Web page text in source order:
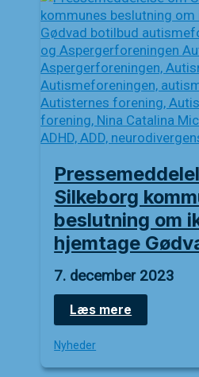
Silkeborg
beslutning om
hjemtage
7. december 2023
Pressemeddelelse
om
Silkeborg
kommunes
beslutning
Læs mere
Nyheder